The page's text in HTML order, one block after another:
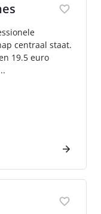
centraal staat.
19.5 euro